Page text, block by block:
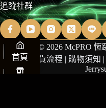
追蹤社群
Copyright © 2026 McPRO 恆
策
|商品退貨流程 | 購物須知
首頁